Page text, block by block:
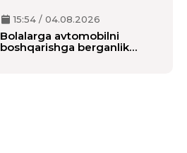
yetkaziladi?
15:54 / 04.08.2026
Bolalarga avtomobilni
boshqarishga berganlik